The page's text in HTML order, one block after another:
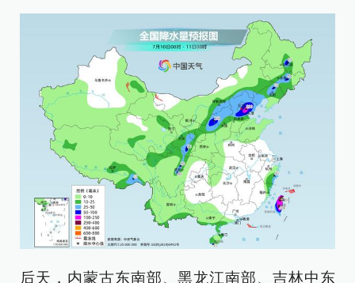
后天，内蒙古东南部、黑龙江南部、吉林中东